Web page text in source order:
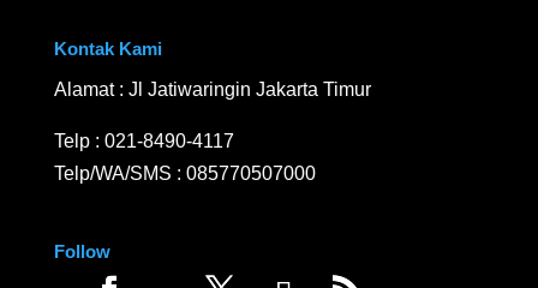
Kontak Kami
Alamat : Jl Jatiwaringin Jakarta Timur
Telp : 021-8490-4117
Telp/WA/SMS : 085770507000
Follow